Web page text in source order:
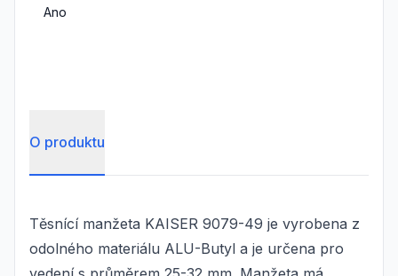
Ano
O produktu
Těsnící manžeta KAISER 9079-49 je vyrobena z
odolného materiálu ALU-Butyl a je určena pro